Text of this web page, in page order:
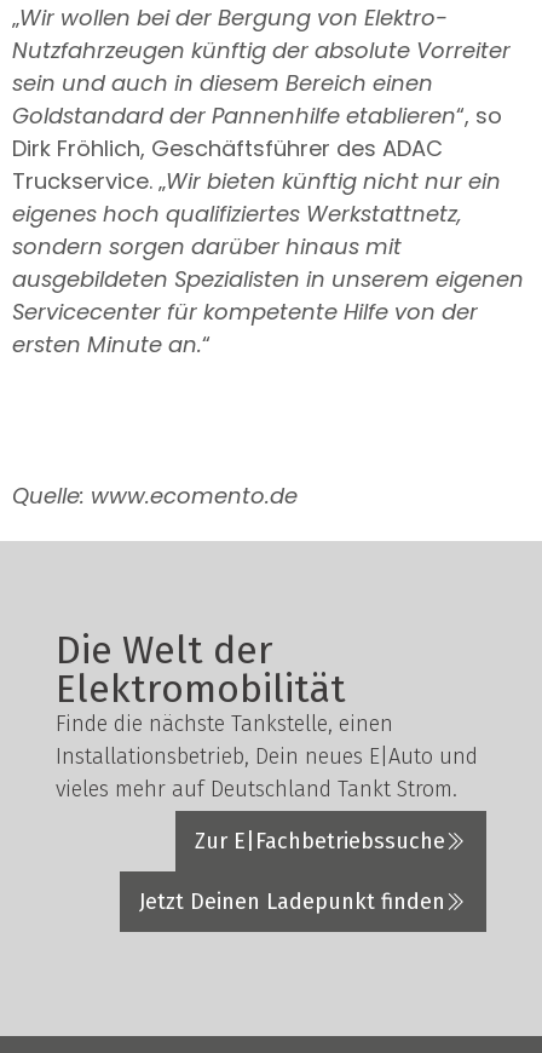
„Wir wollen bei der Bergung von Elektro-
Nutzfahrzeugen künftig der absolute Vorreiter
sein und auch in diesem Bereich einen
Goldstandard der Pannenhilfe etablieren“, so
Dirk Fröhlich, Geschäftsführer des ADAC
Truckservice. „Wir bieten künftig nicht nur ein
eigenes hoch qualifiziertes Werkstattnetz,
sondern sorgen darüber hinaus mit
ausgebildeten Spezialisten in unserem eigenen
Servicecenter für kompetente Hilfe von der
ersten Minute an.“
Quelle: www.ecomento.de
Die Welt der
Elektromobilität
Finde die nächste Tankstelle, einen
Installationsbetrieb, Dein neues E|Auto und
vieles mehr auf Deutschland Tankt Strom.
Zur E|Fachbetriebssuche
Jetzt Deinen Ladepunkt finden